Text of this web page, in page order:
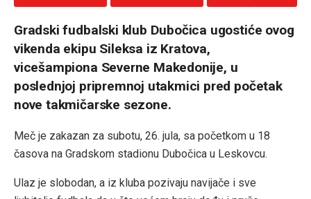
Gradski fudbalski klub Dubočica ugostiće ovog
vikenda ekipu Sileksa iz Kratova,
vicešampiona Severne Makedonije, u
poslednjoj pripremnoj utakmici pred početak
nove takmičarske sezone.
Meč je zakazan za subotu, 26. jula, sa početkom u 18
časova na Gradskom stadionu Dubočica u Leskovcu.
Ulaz je slobodan, a iz kluba pozivaju navijače i sve